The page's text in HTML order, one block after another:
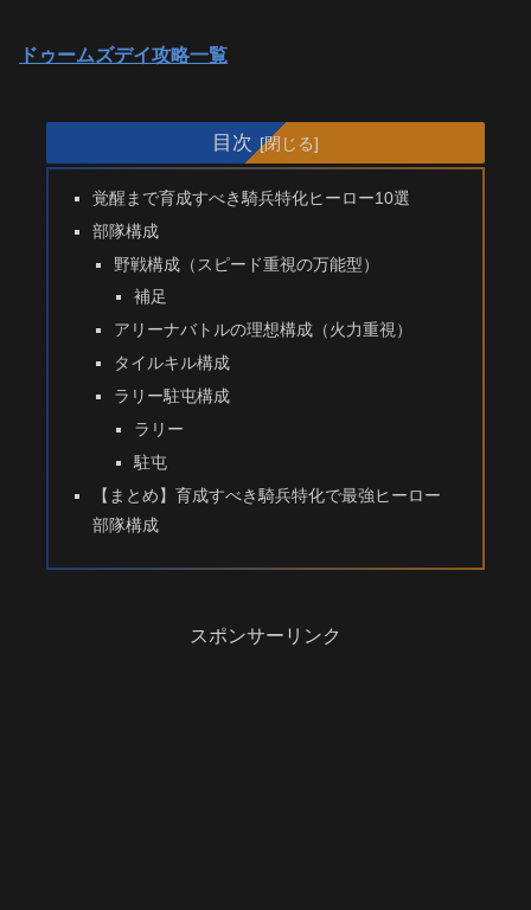
ドゥームズデイ攻略一覧
目次
覚醒まで育成すべき騎兵特化ヒーロー10選
部隊構成
野戦構成（スピード重視の万能型）
補足
アリーナバトルの理想構成（火力重視）
タイルキル構成
ラリー駐屯構成
ラリー
駐屯
【まとめ】育成すべき騎兵特化で最強ヒーロー
部隊構成
スポンサーリンク